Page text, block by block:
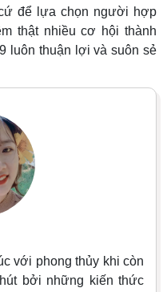
để lựa chọn người hợp
thật nhiều cơ hội thành
luôn thuận lợi và suôn sẻ
với phong thủy khi còn
bởi những kiến thức